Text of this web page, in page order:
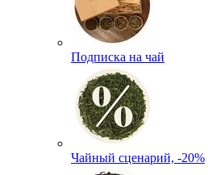
Подписка на чай
Чайный сценарий, -20%